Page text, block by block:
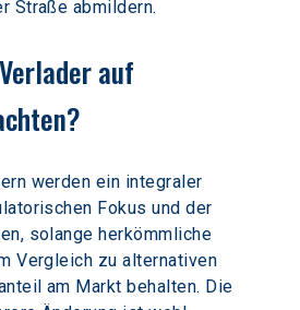
Straße abmildern.
auf
werden ein integraler
Fokus und der
solange herkömmliche
Vergleich zu alternativen
am Markt behalten. Die